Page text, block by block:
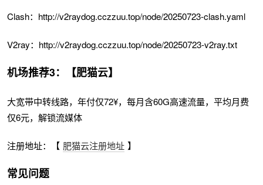
Clash：http://v2raydog.cczzuu.top/node/20250723-clash.yaml
V2ray：http://v2raydog.cczzuu.top/node/20250723-v2ray.txt
机场推荐3：【肥猫云】
大宽带中转线路，年付仅72¥，每月含60G高速流量，平均月费
仅6元，解锁流媒体
注册地址：【 肥猫云注册地址 】
常见问题